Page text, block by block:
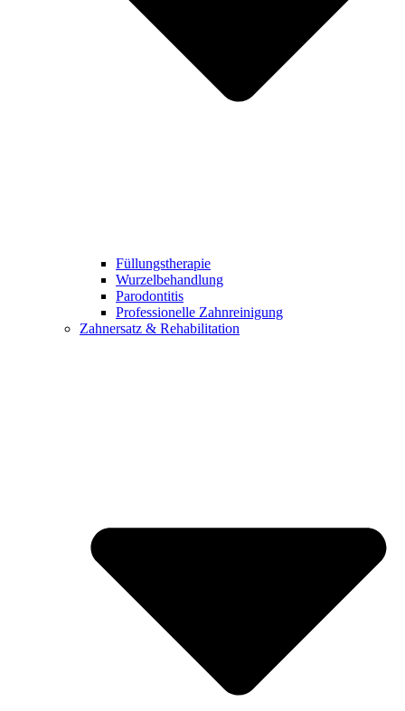
Füllungstherapie
Wurzelbehandlung
Parodontitis
Professionelle Zahnreinigung
Zahnersatz & Rehabilitation